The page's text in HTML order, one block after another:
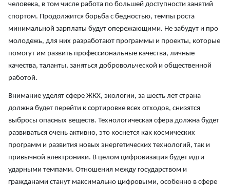
человека, в том числе работа по большей доступности занятий
спортом. Продолжится борьба с бедностью, темпы роста
минимальной зарплаты будут опережающими. Не забудут и про
молодежь, для них разработают программы и проекты, которые
помогут им развить профессиональные качества, личные
качества, таланты, заняться добровольческой и общественной
работой.
Внимание уделят сфере ЖКХ, экологии, за шесть лет страна
должна будет перейти к сортировке всех отходов, снизятся
выбросы опасных веществ. Технологическая сфера должна будет
развиваться очень активно, это коснется как космических
программ и развития новых энергетических технологий, так и
привычной электроники. В целом цифровизация будет идти
ударными темпами. Отношения между государством и
гражданами станут максимально цифровыми, особенно в сфере